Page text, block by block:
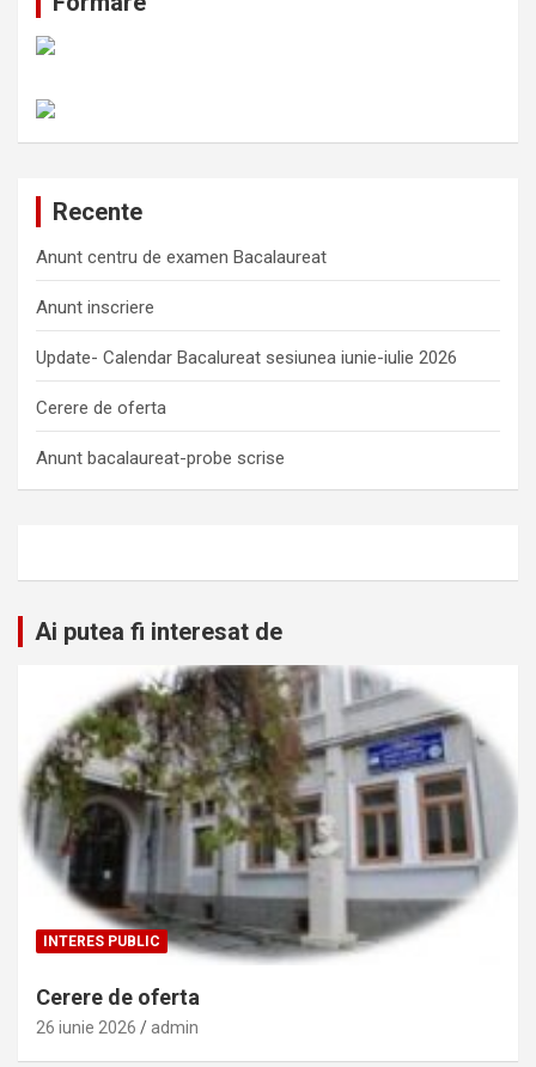
Recente
Anunt centru de examen Bacalaureat
Anunt inscriere
Update- Calendar Bacalureat sesiunea iunie-iulie 2026
Cerere de oferta
Anunt bacalaureat-probe scrise
Ai putea fi interesat de
INTERES PUBLIC
Cerere de oferta
26 iunie 2026 admin